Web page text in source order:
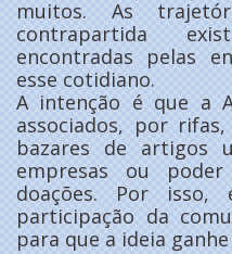
muitos. As
contrapartida
encontradas pelas
esse cotidiano.
A intenção é que a
associados, por
bazares de artigos
empresas ou
doações. Por
participação da
para que a ideia